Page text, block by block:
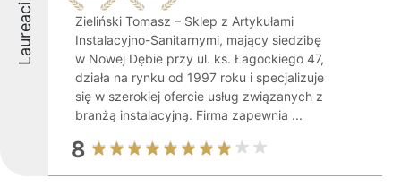
Laureaci
Zieliński Tomasz – Sklep z Artykułami
Instalacyjno-Sanitarnymi, mający siedzibę
w Nowej Dębie przy ul. ks. Łagockiego 47,
działa na rynku od 1997 roku i specjalizuje
się w szerokiej ofercie usług związanych z
branżą instalacyjną. Firma zapewnia ...
8